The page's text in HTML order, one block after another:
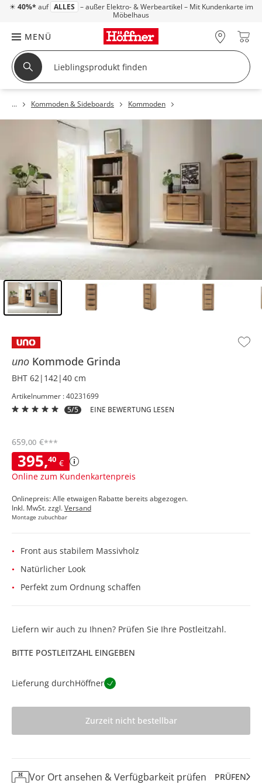
☀ 40%* auf ALLES – außer Elektro- & Werbeartikel – Mit Kundenkarte im
Möbelhaus
MENÜ
Kommoden & Sideboards Kommoden
uno Kommode Grinda
BHT 62|142|40 cm
Artikelnummer : 40231699
5/5
EINE BEWERTUNG LESEN
395,40 €
Online zum Kundenkartenpreis
659,00 €***
Onlinepreis: Alle etwaigen Rabatte bereits abgezogen.
Inkl. MwSt. zzgl.Versand
Montage zubuchbar
Front aus stabilem Massivholz
Natürlicher Look
Perfekt zum Ordnung schaffen
Liefern wir auch zu Ihnen? Prüfen Sie Ihre Postleitzahl.
BITTE POSTLEITZAHL EINGEBEN
Lieferung durchHöffner
Zurzeit nicht bestellbar
Vor Ort ansehen & Verfügbarkeit prüfen PRÜFEN